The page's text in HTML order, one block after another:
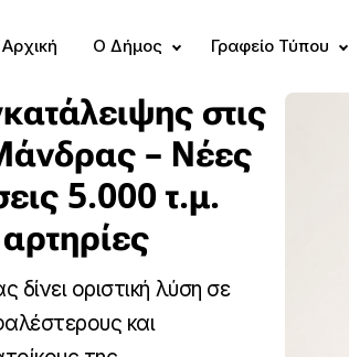
Αρχική Ο Δήμος Γραφείο Τύπου
στις
– Νέες
5.000 τ.μ.
οριστική λύση σε
και